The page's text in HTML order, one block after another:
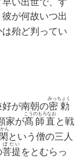
が何故いつ出
は殆ど判ってい
が南朝の密勅
みっちょく
家が髙師直
こうのもろなお
と戦
ん
という僧の三人
菩提
ぼだい
をとむらっ